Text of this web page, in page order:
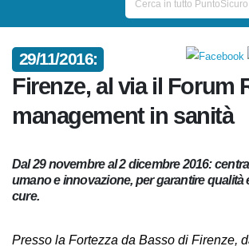
29/11/2016:
Firenze, al via il Forum
management in sanità
Dal 29 novembre al 2 dicembre 2016:
umano e innovazione, per garantire qualità
cure.
Presso la Fortezza da Basso di Firenze,